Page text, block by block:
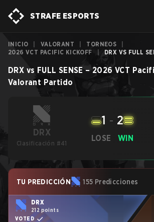
STRAFE ESPORTS
INICIO VALORANT TORNEOS
2026 VCT PACIFIC KICKOFF
DRX VS FULL
DRX vs FULL SENSE –2026 VCT
Valorant Partido
DRX
Clasificación #41
LOSE
1 - 2
WIN
TU PREDICCIÓN 155 Predicciones
DRX
212 points
VOTED